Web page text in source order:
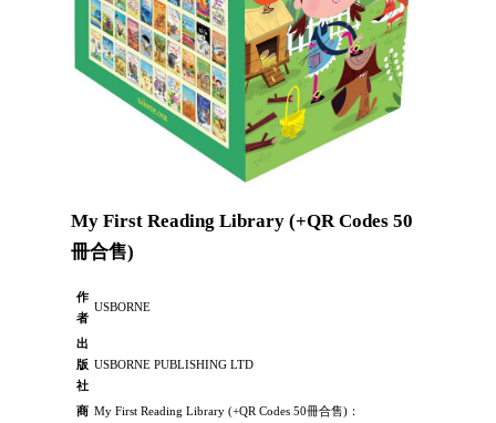
My First Reading Library (+QR Codes 50
冊合售)
作
者
USBORNE
出
版
社
USBORNE PUBLISHING LTD
商 My First Reading Library (+QR Codes 50冊合售)：